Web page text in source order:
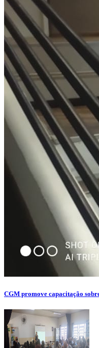
CGM promove capacitação